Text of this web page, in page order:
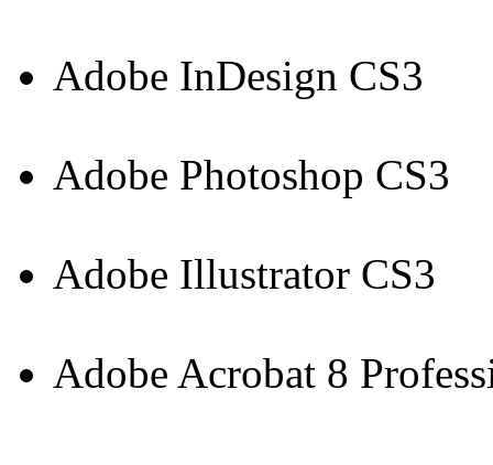
Adobe InDesign CS3
Adobe Photoshop CS3
Adobe Illustrator CS3
Adobe Acrobat 8